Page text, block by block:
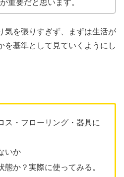
重要だと思います。
気を張りすぎず、まずは生活が
を基準として見ていくようにし
ス・フローリング・器具に
いか
態か？実際に使ってみる。